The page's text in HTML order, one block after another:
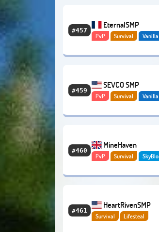
#457
EternalSMP
PvP Survival Vanilla
#459
SEVCO SMP
PvP Survival Vanilla
#460
MineHaven
PvP Survival
#461
HeartRivenSMP
Survival Lifesteal